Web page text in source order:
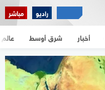
راديو مباشر
أخبار شرق أوسط عالم